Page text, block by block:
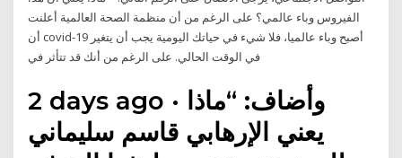
الفيروس وباء عالمي؟ على الرغم من أن منظمة الصحة العالمية أعلنت
أن covid-19 أصبح وباء عالميا، فلا شيء في حياتك اليومية يجب أن يتغير
في الوقت الحالي. على الرغم من أنك قد تتأثر في
2 days ago · وأضاف: “ماذا
يعني الإرهابي قاسم سليماني